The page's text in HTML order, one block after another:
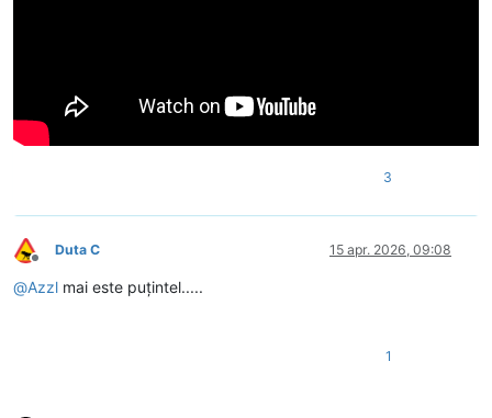
3
Deconectat
Duta C 15 apr. 2026, 09:08
@Azzl mai este puțintel.....
1